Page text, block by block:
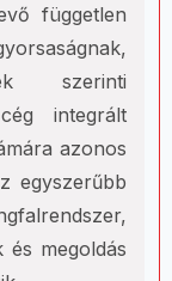
független
szerinti
integrált
azonos
egyszerűbb
megoldás